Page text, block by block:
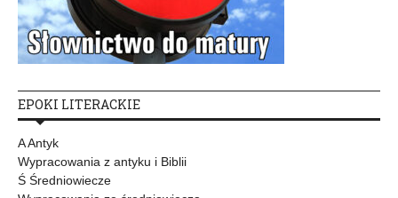
EPOKI LITERACKIE
A Antyk
Wypracowania z antyku i Biblii
Ś Średniowiecze